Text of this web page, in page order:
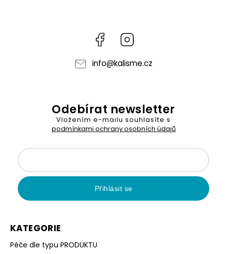
Facebook
info@kalisme.cz
KATEGORIE
Péče dle typu PRODUKTU
Odebírat newsletter
Vložením e-mailu souhlasíte s
podmínkami ochrany osobních údajů
Přihlásit se